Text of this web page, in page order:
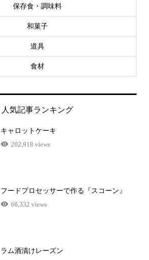
保存食・調味料
和菓子
道具
食材
人気記事ランキング
キャロットケーキ
202,918 views
フードプロセッサーで作る『スコーン』
66,332 views
ラム酒漬けレーズン